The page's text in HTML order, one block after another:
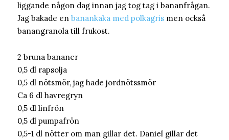
liggande någon dag innan jag tog tag i bananfrågan.
Jag bakade en banankaka med polkagris men också
banangranola till frukost.
2 bruna bananer
0,5 dl rapsolja
0,5 dl nötsmör, jag hade jordnötssmör
Ca 6 dl havregryn
0,5 dl linfrön
0,5 dl pumpafrön
0,5-1 dl nötter om man gillar det. Daniel gillar det